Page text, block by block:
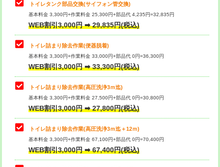
トイレタンク部品交換(サイフォン管交換)
基本料金 3,300円+作業料金 25,300円+部品代 4,235円=32,835円
WEB割引3,000円 ➡ 29,835円(税込)
トイレ詰まり除去作業(便器脱着)
基本料金 3,300円+作業料金 33,000円+部品代 0円=36,300円
WEB割引3,000円 ➡ 33,300円(税込)
トイレ詰まり除去作業(高圧洗浄3ｍ迄)
基本料金 3,300円+作業料金 27,500円+部品代 0円=30,800円
WEB割引3,000円 ➡ 27,800円(税込)
トイレ詰まり除去作業(高圧洗浄3ｍ迄＋12ｍ)
基本料金 3,300円+作業料金 67,100円+部品代 0円=70,400円
WEB割引3,000円 ➡ 67,400円(税込)